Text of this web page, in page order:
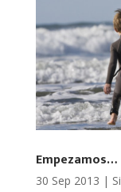
Empezamos…
30 Sep 2013 |